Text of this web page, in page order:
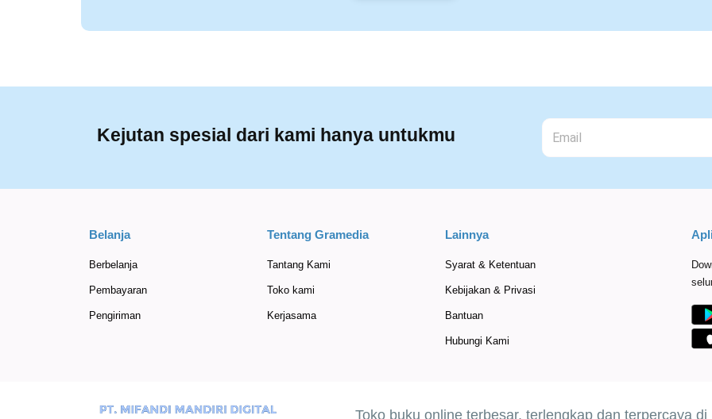
Kejutan spesial dari kami hanya untukmu
Belanja
Berbelanja
Pembayaran
Pengiriman
Tentang Gramedia
Tantang Kami
Toko kami
Kerjasama
Lainnya
Syarat & Ketentuan
Kebijakan & Privasi
Bantuan
Hubungi Kami
Toko buku online terbesar, terlengkap dan terpercaya di